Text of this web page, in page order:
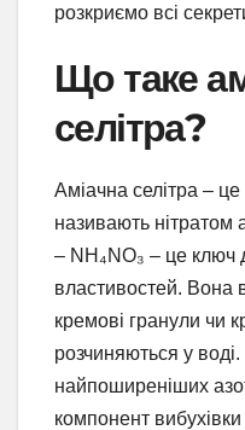
розкриємо всі
Що таке
селітра?
Аміачна селітра –
називають нітратом
– NH₄NO₃ – це ключ
властивостей. Вона
кремові гранули чи
розчиняються у воді.
найпоширеніших
компонент